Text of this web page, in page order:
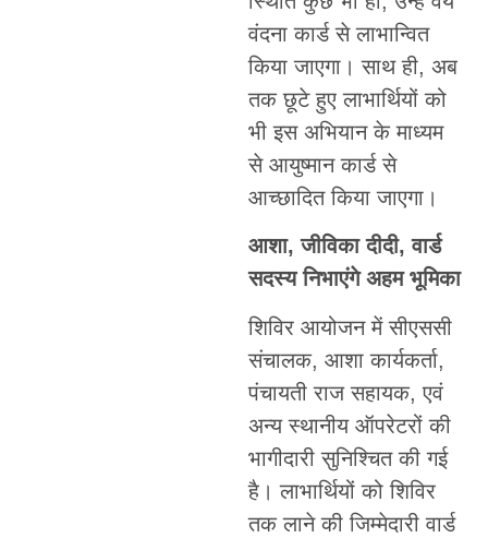
वंदना कार्ड से लाभान्वित
किया जाएगा। साथ ही, अब
तक छूटे हुए लाभार्थियों को
भी इस अभियान के माध्यम
से आयुष्मान कार्ड से
आच्छादित किया जाएगा।
आशा, जीविका दीदी, वार्ड
सदस्य निभाएंगे अहम भूमिका
शिविर आयोजन में सीएससी
संचालक, आशा कार्यकर्ता,
पंचायती राज सहायक, एवं
अन्य स्थानीय ऑपरेटरों की
भागीदारी सुनिश्चित की गई
है। लाभार्थियों को शिविर
तक लाने की जिम्मेदारी वार्ड